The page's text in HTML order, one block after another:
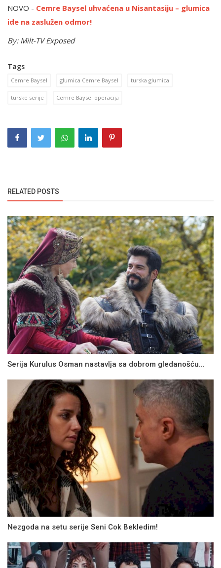
NOVO - Cemre Baysel uhvaćena u Nisantasiju – glumica
ide na zaslužen odmor!
By: Milt-TV Exposed
Tags
Cemre Baysel glumica Cemre Baysel turska glumica
turske serije Cemre Baysel operacija
RELATED POSTS
Serija Kurulus Osman nastavlja sa dobrom gledanošću...
Nezgoda na setu serije Seni Cok Bekledim!